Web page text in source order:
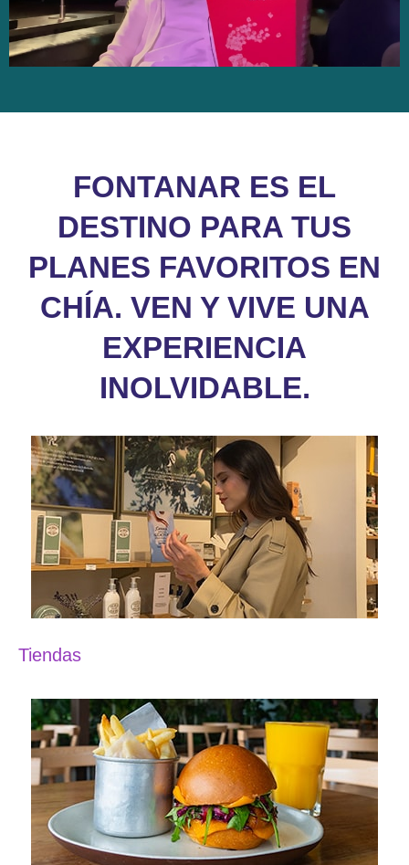
FONTANAR ES EL
DESTINO PARA TUS
PLANES FAVORITOS EN
CHÍA. VEN Y VIVE UNA
EXPERIENCIA
INOLVIDABLE.
Tiendas